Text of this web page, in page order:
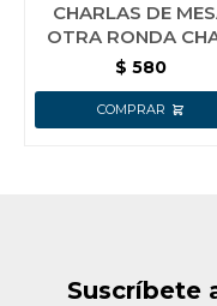
CHARLAS DE
OTRA RONDA
PANTALLA
$ 580
Suscríbete